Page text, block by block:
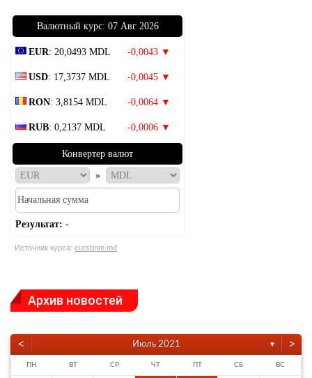
Bалютный курс: 07 Авг 2026
EUR: 20,0493 MDL -0,0043 ▼
USD: 17,3737 MDL -0,0045 ▼
RON: 3,8154 MDL -0,0064 ▼
RUB: 0,2137 MDL -0,0006 ▼
Конвертер валют
»
Результат: -
Источник курса: cursbnm.md
Архив новостей
< Июль 2021 ▼ >
ПН ВТ СР ЧТ ПТ СБ ВС